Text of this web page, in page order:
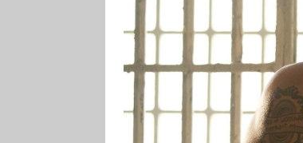
Pro tenhle typ rolí se
možností si je zahrát.